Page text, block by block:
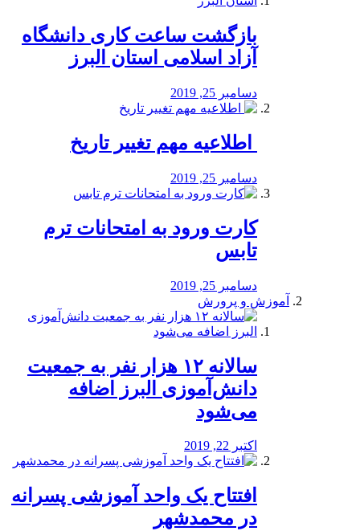
بازگشت ساعت کاری دانشگاه
آزاد اسلامی استان البرز
دسامبر 25, 2019
️ اطلاعیه مهم تغییر تاریخ
دسامبر 25, 2019
کارت ورود به امتحانات ترم
تابس
دسامبر 25, 2019
آموزش و پرورش
️سالانه ۱۲ هزار نفر به جمعیت
دانش‌آموزی البرز اضافه
می‌شود
اکتبر 22, 2019
افتتاح یک واحد آموزشی پسرانه
در محمدشهر